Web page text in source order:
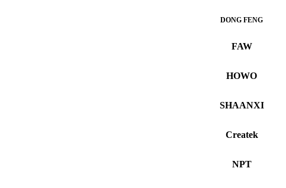
DONG FENG
FAW
HOWO
SHAANXI
Createk
NPT